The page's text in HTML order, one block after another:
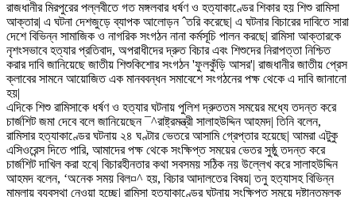
রাজধানীর মিরপুরের পল্লবীতে গত মঙ্গলবার ধর্ষণ ও হত্যাকাণ্ডের শিকার হয় শিশু রামিসা
আক্তার| এ ঘটনা দেশজুড়ে ব্যাপক আলোড়ন ˆতরি করেছে| এ ঘটনার বিচারের দাবিতে সারা
দেশে বিভিন্ন সামাজিক ও নাগরিক সংগঠন নানা কর্মসূচি পালন করছে| রামিসা আক্তারকে
নৃশংসভাবে হত্যার প্রতিবাদ, অপরাধীদের দ্রুত বিচার এবং শিশুদের নিরাপত্তা নিশ্চিত
করার দাবি জানিয়েছে জাতীয় শিশুকিশোর সংগঠন 'ফুলকুঁড়ি আসর'| রাজধানীর জাতীয় প্রেস
ক্লাবের সামনে আয়োজিত এক মানববন্ধন সমাবেশে সংগঠনের পক্ষ থেকে এ দাবি জানানো
হয়|
এদিকে শিশু রামিসাকে ধর্ষণ ও হত্যার ঘটনায় পুলিশ দ্রুততম সময়ের মধ্যে তদন্ত করে
চার্জশিট জমা দেবে বলে জানিয়েছেন ¯^রাষ্ট্রমন্ত্রী সালাহউদ্দিন আহমদ| তিনি বলেন,
রামিসার হত্যাকাণ্ডের ঘটনায় ২৪ ঘণ্টার ভেতরে আসামি গ্রেপ্তার হয়েছে| আমরা এটুকু
এসিওরেন্স দিতে পারি, আমাদের পক্ষ থেকে সংক্ষিপ্ত সময়ের ভেতর সুষ্ঠু তদন্ত করে
চার্জশিট দাখিল করা হবে| বিচারহীনতার কথা সবসময় সঠিক নয় উল্লেখ করে সালাহউদ্দিন
আহমদ বলেন, ‘অনেক সময় বিল¤^ হয়, বিচার আদালতের বিষয়| তনু হত্যাসহ বিভিন্ন
মামলায় ব্যবস্থা নেওয়া হচ্ছে| রামিসা হত্যাকাণ্ডের ঘটনায় সংক্ষিপ্ত সময়ে দৃষ্টান্তমূলক